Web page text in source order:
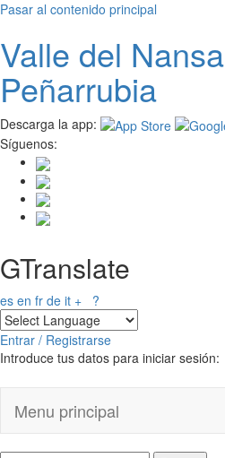
Pasar al contenido principal
Valle del Nansa
Peñarrubia
Descarga la app:
Síguenos:
GTranslate
es en fr de it + ?
Entrar / Registrarse
Introduce tus datos para iniciar sesión:
Menu principal